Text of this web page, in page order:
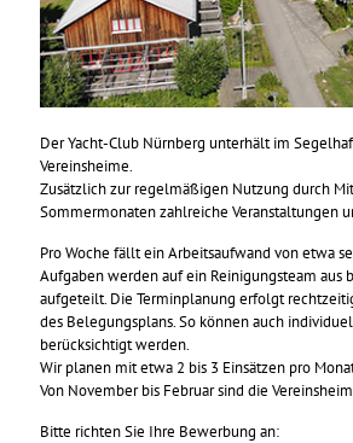
Der Yacht-Club Nürnberg unterhält im
Vereinsheime.
Zusätzlich zur regelmäßigen Nutzung durch
Sommermonaten zahlreiche Veranstaltungen
Pro Woche fällt ein Arbeitsaufwand von etwa
Aufgaben werden auf ein Reinigungsteam aus
aufgeteilt. Die Terminplanung erfolgt
des Belegungsplans. So können auch
berücksichtigt werden.
Wir planen mit etwa 2 bis 3 Einsätzen pro
Von November bis Februar sind die
Bitte richten Sie Ihre Bewerbung an: